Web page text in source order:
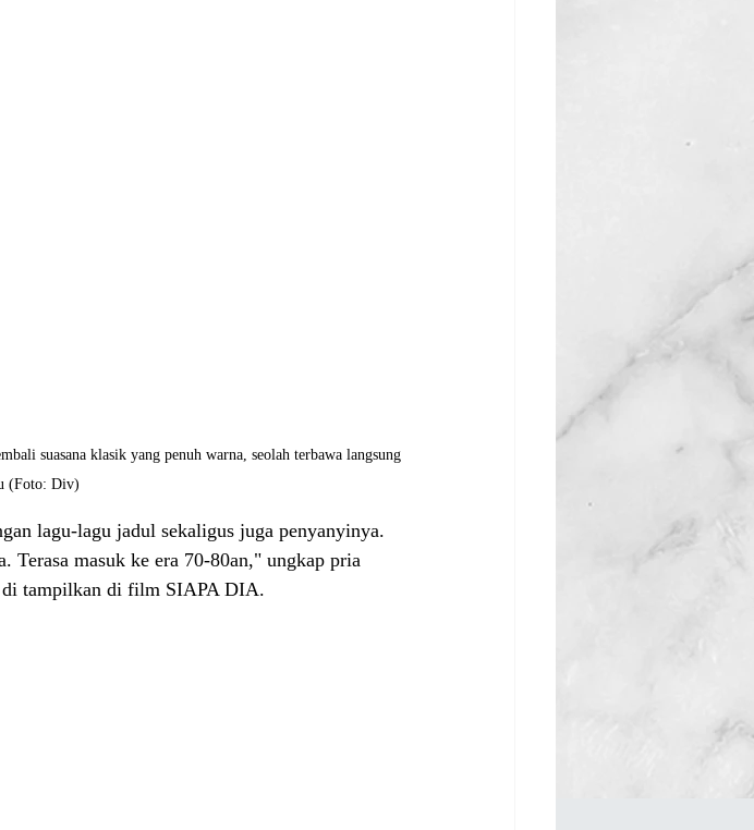
suasana klasik yang penuh warna, seolah terbawa langsung
(Foto: Div)
lagu-lagu jadul sekaligus juga penyanyinya.
masuk ke era 70-80an," ungkap pria
di tampilkan di film SIAPA DIA.